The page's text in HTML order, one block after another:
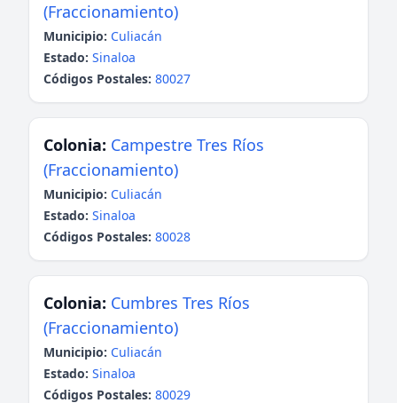
(Fraccionamiento)
Municipio: Culiacán
Estado: Sinaloa
Códigos Postales: 80027
Colonia: Campestre Tres Ríos
(Fraccionamiento)
Municipio: Culiacán
Estado: Sinaloa
Códigos Postales: 80028
Colonia: Cumbres Tres Ríos
(Fraccionamiento)
Municipio: Culiacán
Estado: Sinaloa
Códigos Postales: 80029